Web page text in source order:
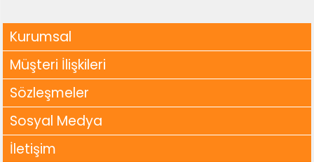
Kurumsal
Müşteri İlişkileri
Sözleşmeler
Sosyal Medya
İletişim